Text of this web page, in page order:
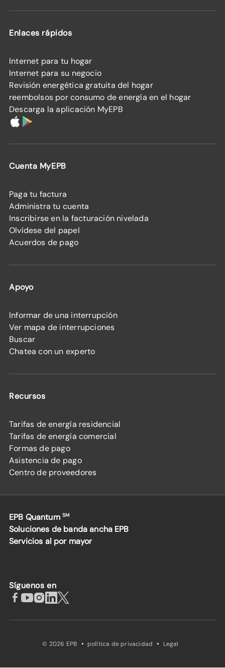
Enlaces rápidos
Internet para tu hogar
Internet para su negocio
Revisión energética gratuita del hogar
reembolsos por consumo de energía en el hogar
Descarga la aplicación MyEPB
Cuenta MyEPB
Paga tu factura
Administra tu cuenta
Inscribirse en la facturación nivelada
Olvídese del papel
Acuerdos de pago
Apoyo
Informar de una interrupción
Ver mapa de interrupciones
Buscar
Chatea con un experto
Recursos
Tarifas de energía residencial
Tarifas de energía comercial
Formas de pago
Asistencia de pago
Centro de proveedores
EPB Quantum SM
Soluciones de banda ancha EPB
Servicios al por mayor
Síguenos en
© 2026 EPB · política de privacidad · Legal